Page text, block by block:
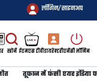
लॉगिन/साइनअप
खोजें ईएमएस टीवीडायरेक्टरीएजेंसी लॉगिन
तूफान में फंसी एयर इंडिया